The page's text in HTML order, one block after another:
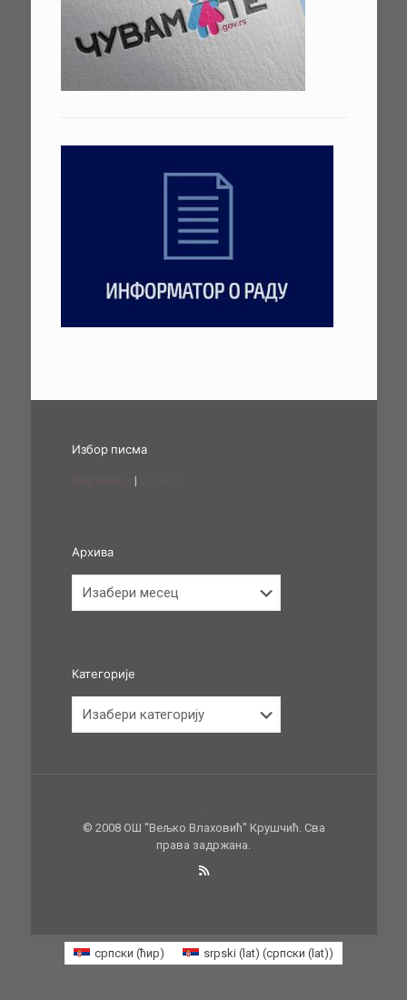
Избор писма
|
Архива
Категорије
© 2008 ОШ ''Вељко Влаховић'' Крушчић. Сва
права задржана.
српски (ћир) srpski (lat) (српски (lat))